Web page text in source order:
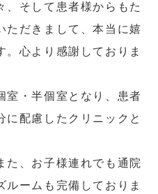
、そして患者様からもた
ただきまして、本当に嬉
。心より感謝しておりま
室・半個室となり、患者
に配慮したクリニックと
た、お子様連れでも通院
ルームも完備しておりま